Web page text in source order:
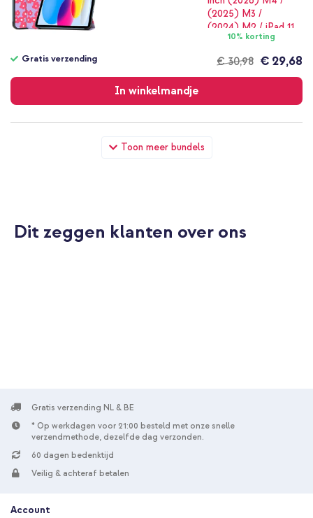
Toon meer bundels
10% korting
€ 30,98
Gratis verzending € 29,68
In winkelmandje
verzending
imoshion Design Trifold Bookcase Apple iPad 11 (2025) 11 inch
A16 / iPad 10 (2022) 10.9 inch - Dusty Rose Blossom + Wall
A16 / iPad 10 (2022) 10.9 inch - Dusty Rose Blossom + Graphite
stylus pen voor Apple iPad - Zwart
Dit zeggen klanten over ons
Gratis verzending NL & BE
* Op werkdagen voor 21:00 besteld met onze snelle
verzendmethode, dezelfde dag verzonden.
60 dagen bedenktijd
Veilig & achteraf betalen
Account